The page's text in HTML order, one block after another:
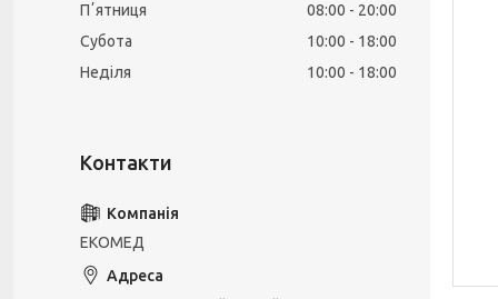
Пʼятниця
08:00
20:00
Субота
10:00
18:00
Неділя
10:00 18:00
ЕКОМЕД